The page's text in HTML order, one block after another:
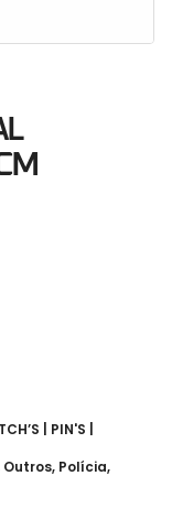
| PIN'S |
Outros, Polícia,